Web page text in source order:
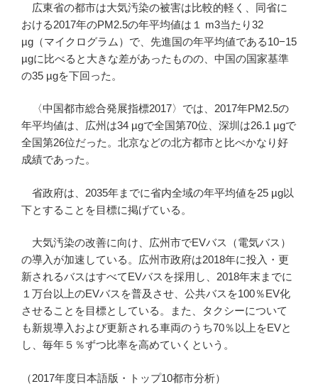
広東省の都市は大気汚染の被害は比較的軽く、同省に
おける2017年のPM2.5の年平均値は１ m3当たり32
µg（マイクログラム）で、先進国の年平均値である10−15
µgに比べると大きな差があったものの、中国の国家基準
の35 µgを下回った。
〈中国都市総合発展指標2017〉では、2017年PM2.5の
年平均値は、広州は34 µgで全国第70位、深圳は26.1 µgで
全国第26位だった。北京などの北方都市と比べかなり好
成績であった。
省政府は、2035年までに省内全域の年平均値を25 µg以
下とすることを目標に掲げている。
大気汚染の改善に向け、広州市でEVバス（電気バス）
の導入が加速している。広州市政府は2018年に投入・更
新されるバスはすべてEVバスを採用し、2018年末までに
１万台以上のEVバスを普及させ、公共バスを100％EV化
させることを目標としている。また、タクシーについて
も新規導入および更新される車両のうち70％以上をEVと
し、毎年５％ずつ比率を高めていくという。
（2017年度日本語版・トップ10都市分析）